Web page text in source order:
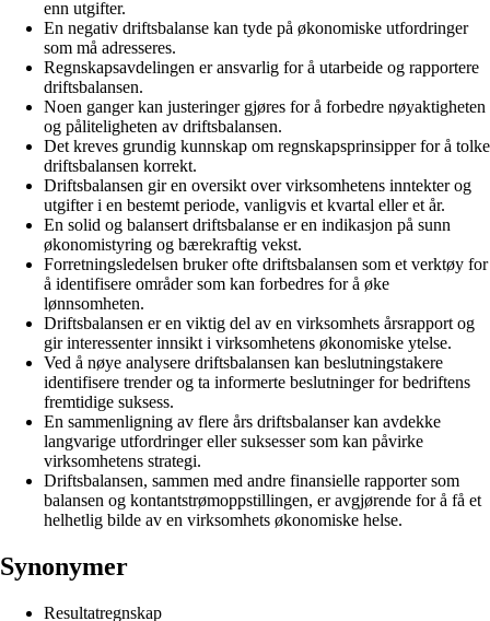
enn utgifter.
En negativ driftsbalanse kan tyde på økonomiske utfordringer
som må adresseres.
Regnskapsavdelingen er ansvarlig for å utarbeide og rapportere
driftsbalansen.
Noen ganger kan justeringer gjøres for å forbedre nøyaktigheten
og påliteligheten av driftsbalansen.
Det kreves grundig kunnskap om regnskapsprinsipper for å tolke
driftsbalansen korrekt.
Driftsbalansen gir en oversikt over virksomhetens inntekter og
utgifter i en bestemt periode, vanligvis et kvartal eller et år.
En solid og balansert driftsbalanse er en indikasjon på sunn
økonomistyring og bærekraftig vekst.
Forretningsledelsen bruker ofte driftsbalansen som et verktøy for
å identifisere områder som kan forbedres for å øke
lønnsomheten.
Driftsbalansen er en viktig del av en virksomhets årsrapport og
gir interessenter innsikt i virksomhetens økonomiske ytelse.
Ved å nøye analysere driftsbalansen kan beslutningstakere
identifisere trender og ta informerte beslutninger for bedriftens
fremtidige suksess.
En sammenligning av flere års driftsbalanser kan avdekke
langvarige utfordringer eller suksesser som kan påvirke
virksomhetens strategi.
Driftsbalansen, sammen med andre finansielle rapporter som
balansen og kontantstrømoppstillingen, er avgjørende for å få et
helhetlig bilde av en virksomhets økonomiske helse.
Synonymer
Resultatregnskap